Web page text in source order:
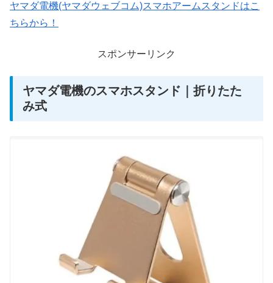
ヤマダ電機(ヤマダウェブコム)スマホアームスタンドはこ
ちらから！
スポンサーリンク
ヤマダ電機のスマホスタンド｜折りたた
み式